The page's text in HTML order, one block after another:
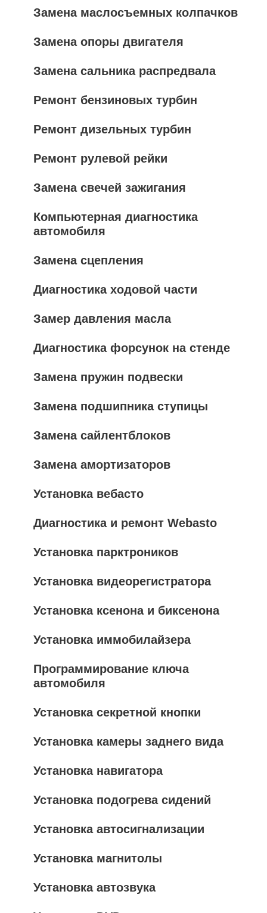
Замена маслосъемных колпачков
Замена опоры двигателя
Замена сальника распредвала
Ремонт бензиновых турбин
Ремонт дизельных турбин
Ремонт рулевой рейки
Замена свечей зажигания
Компьютерная диагностика
автомобиля
Замена сцепления
Диагностика ходовой части
Замер давления масла
Диагностика форсунок на стенде
Замена пружин подвески
Замена подшипника ступицы
Замена сайлентблоков
Замена амортизаторов
Установка вебасто
Диагностика и ремонт Webasto
Установка парктроников
Установка видеорегистратора
Установка ксенона и биксенона
Установка иммобилайзера
Программирование ключа
автомобиля
Установка секретной кнопки
Установка камеры заднего вида
Установка навигатора
Установка подогрева сидений
Установка автосигнализации
Установка магнитолы
Установка автозвука